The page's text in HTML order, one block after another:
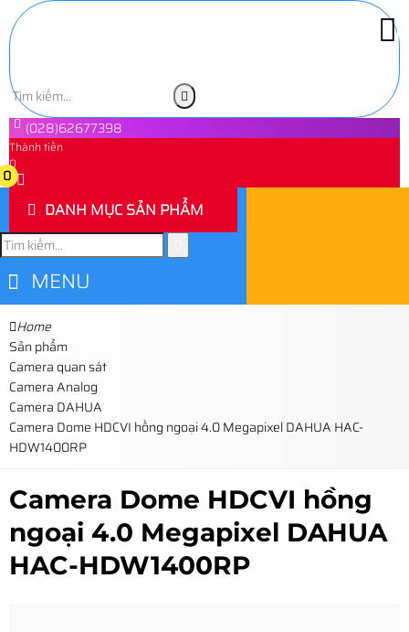
(028)62677398
Thành tiền
0
0
DANH MỤC SẢN PHẨM
MENU
Home
Sản phẩm
Camera quan sát
Camera Analog
Camera DAHUA
Camera Dome HDCVI hồng ngoại 4.0 Megapixel DAHUA HAC-
HDW1400RP
Camera Dome HDCVI hồng
ngoại 4.0 Megapixel DAHUA
HAC-HDW1400RP